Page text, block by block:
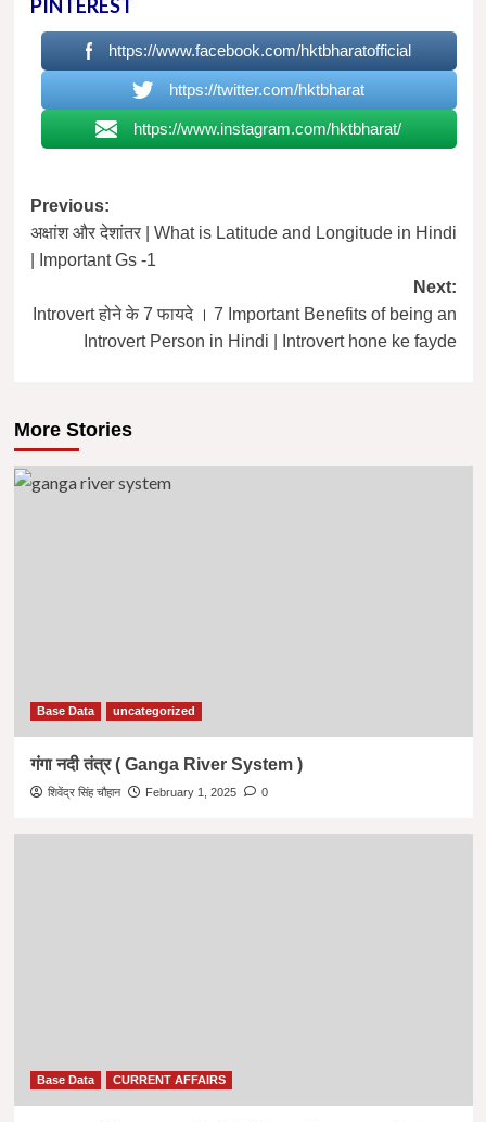
PINTEREST
https://www.facebook.com/hktbharatofficial
https://twitter.com/hktbharat
https://www.instagram.com/hktbharat/
Post
navigation
Previous:
अक्षांश और देशांतर | What is Latitude and Longitude in Hindi
| Important Gs -1
Next:
Introvert होने के 7 फायदे । 7 Important Benefits of being an
Introvert Person in Hindi | Introvert hone ke fayde
More Stories
Base Data uncategorized
गंगा नदी तंत्र ( Ganga River System )
शिवेंद्र सिंह चौहान February 1, 2025 0
Base Data CURRENT AFFAIRS